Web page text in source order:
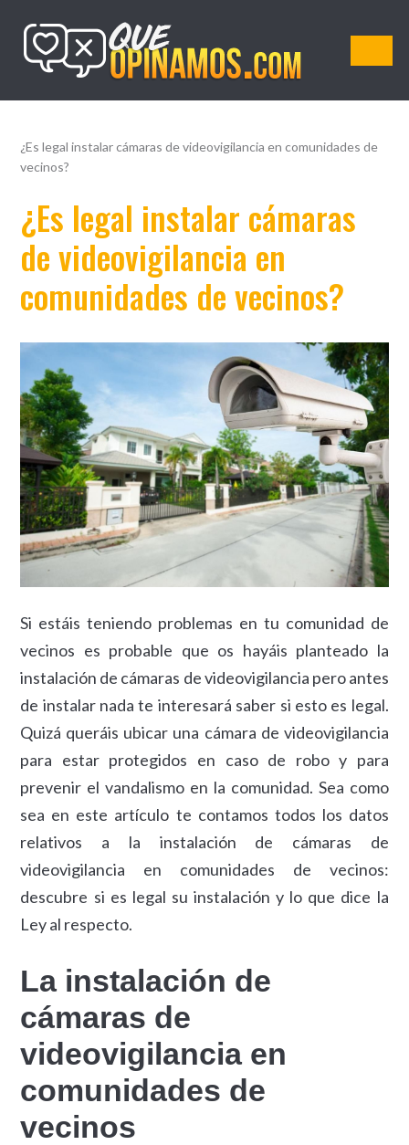
QueOpinamos.com
¿Es legal instalar cámaras de videovigilancia en comunidades de
vecinos?
¿Es legal instalar cámaras
de videovigilancia en
comunidades de vecinos?
Si estáis teniendo problemas en tu comunidad de
vecinos es probable que os hayáis planteado la
instalación de cámaras de videovigilancia pero antes
de instalar nada te interesará saber si esto es legal.
Quizá queráis ubicar una cámara de videovigilancia
para estar protegidos en caso de robo y para
prevenir el vandalismo en la comunidad. Sea como
sea en este artículo te contamos todos los datos
relativos a la instalación de cámaras de
videovigilancia en comunidades de vecinos:
descubre si es legal su instalación y lo que dice la
Ley al respecto.
La instalación de
cámaras de
videovigilancia en
comunidades de
vecinos